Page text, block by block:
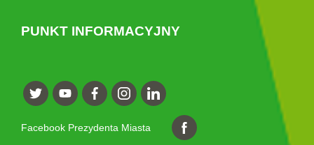
PUNKT INFORMACYJNY
Facebook Prezydenta Miasta